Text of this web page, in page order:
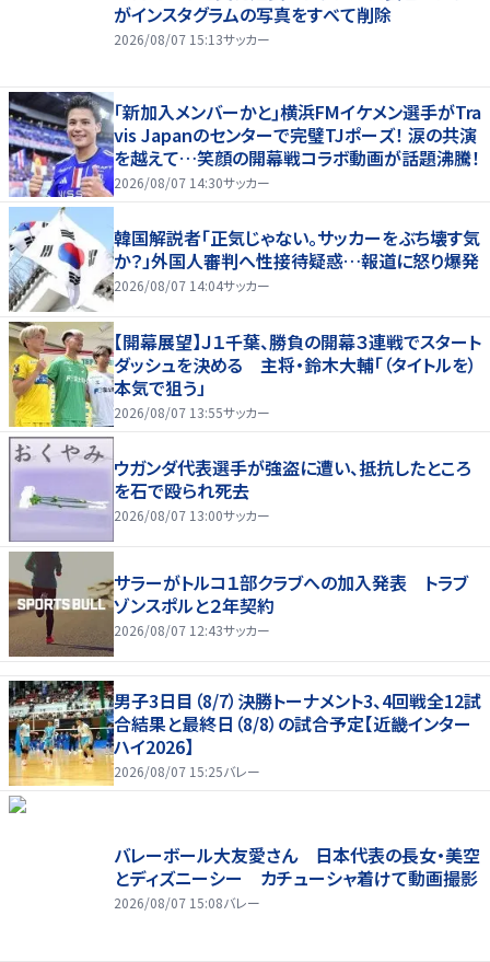
がインスタグラムの写真をすべて削除
2026/08/07 15:13サッカー
｢新加入メンバーかと｣横浜FMイケメン選手がTra
vis Japanのセンターで完璧TJポーズ！ 涙の共演
を越えて…笑顔の開幕戦コラボ動画が話題沸騰！
2026/08/07 14:30サッカー
韓国解説者「正気じゃない。サッカーをぶち壊す気
か？」外国人審判へ性接待疑惑…報道に怒り爆発
2026/08/07 14:04サッカー
【開幕展望】Ｊ１千葉、勝負の開幕３連戦でスタート
ダッシュを決める 主将・鈴木大輔「（タイトルを）
本気で狙う」
2026/08/07 13:55サッカー
ウガンダ代表選手が強盗に遭い、抵抗したところ
を石で殴られ死去
2026/08/07 13:00サッカー
サラーがトルコ１部クラブへの加入発表 トラブ
ゾンスポルと２年契約
2026/08/07 12:43サッカー
男子3日目（8/7）決勝トーナメント3、4回戦全12試
合結果と最終日（8/8）の試合予定【近畿インター
ハイ2026】
2026/08/07 15:25バレー
バレーボール大友愛さん 日本代表の長女・美空
とディズニーシー カチューシャ着けて動画撮影
2026/08/07 15:08バレー